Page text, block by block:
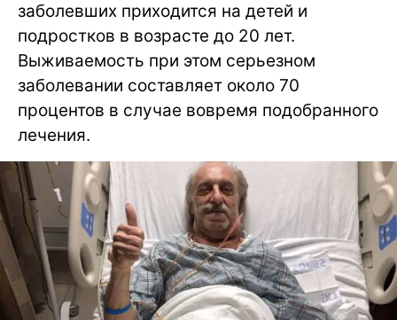
заболевших приходится на детей и
подростков в возрасте до 20 лет.
Выживаемость при этом серьезном
заболевании составляет около 70
процентов в случае вовремя подобранного
лечения.